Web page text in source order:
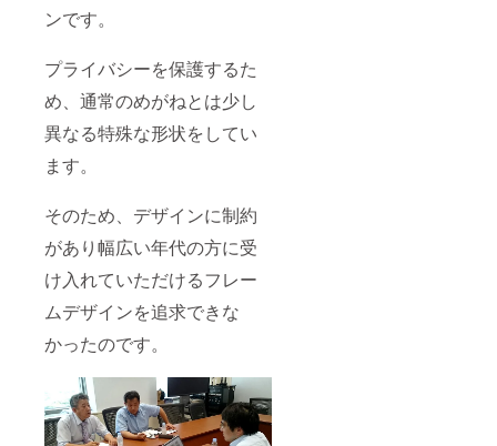
ンです。
プライバシーを保護するた
め、通常のめがねとは少し
異なる特殊な形状をしてい
ます。
そのため、デザインに制約
があり幅広い年代の方に受
け入れていただけるフレー
ムデザインを追求できな
かったのです。